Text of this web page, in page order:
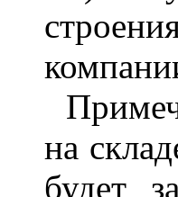
на
будет